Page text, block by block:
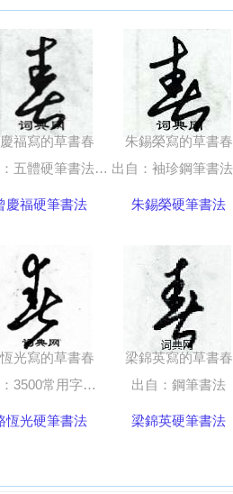
福寫的草書春
五體硬筆書法字典
慶福硬筆書法
朱錫榮寫的草書春
出自：袖珍鋼筆書法五體字典
朱錫榮硬筆書法
光寫的草書春
常用字硬筆五體字帖
恆光硬筆書法
梁錦英寫的草書春
出自：鋼筆書法
梁錦英硬筆書法